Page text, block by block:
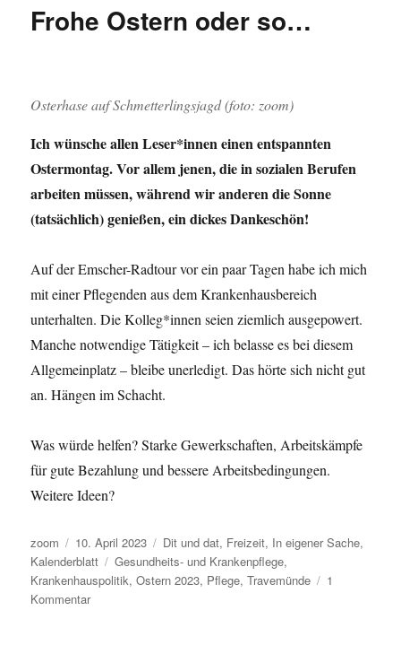
Frohe Ostern oder so…
Osterhase auf Schmetterlingsjagd (foto: zoom)
Ich wünsche allen Leser*innen einen entspannten
Ostermontag. Vor allem jenen, die in sozialen Berufen
arbeiten müssen, während wir anderen die Sonne
(tatsächlich) genießen, ein dickes Dankeschön!
Auf der Emscher-Radtour vor ein paar Tagen habe ich mich
mit einer Pflegenden aus dem Krankenhausbereich
unterhalten. Die Kolleg*innen seien ziemlich ausgepowert.
Manche notwendige Tätigkeit – ich belasse es bei diesem
Allgemeinplatz – bleibe unerledigt. Das hörte sich nicht gut
an. Hängen im Schacht.
Was würde helfen? Starke Gewerkschaften, Arbeitskämpfe
für gute Bezahlung und bessere Arbeitsbedingungen.
Weitere Ideen?
Autor
zoom
Veröffentlicht
am
10. April 2023 Kategorien
Dit und dat, Freizeit, In eigener Sache,
Kalenderblatt
Schlagwörter
Gesundheits- und Krankenpflege,
Krankenhauspolitik,Ostern 2023, Pflege,Travemünde
1
Kommentarzu